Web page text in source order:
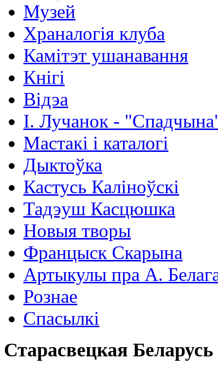
Музей
Храналогія клуба
Камітэт ушанавання
Кнігі
Відэа
І. Лучанок -
Мастакі i каталогi
Дыктоўка
Кастусь Каліноўскі
Тадэуш Касцюшка
Новыя творы
Францыск Скарына
Артыкулы пра А.
Рознае
Спасылкі
Старасвецкая Беларусь